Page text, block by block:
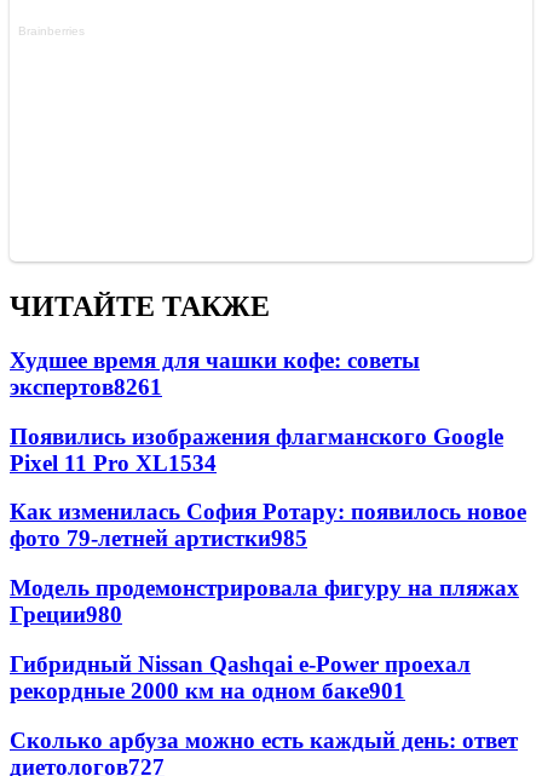
ЧИТАЙТЕ ТАКЖЕ
Худшее время для чашки кофе: советы
экспертов8261
Появились изображения флагманского Google
Pixel 11 Pro XL1534
Как изменилась София Ротару: появилось новое
фото 79-летней артистки985
Модель продемонстрировала фигуру на пляжах
Греции980
Гибридный Nissan Qashqai e-Power проехал
рекордные 2000 км на одном баке901
Сколько арбуза можно есть каждый день: ответ
диетологов727